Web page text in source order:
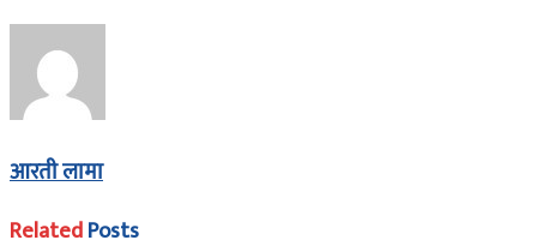
आरती लामा
RelatedPosts